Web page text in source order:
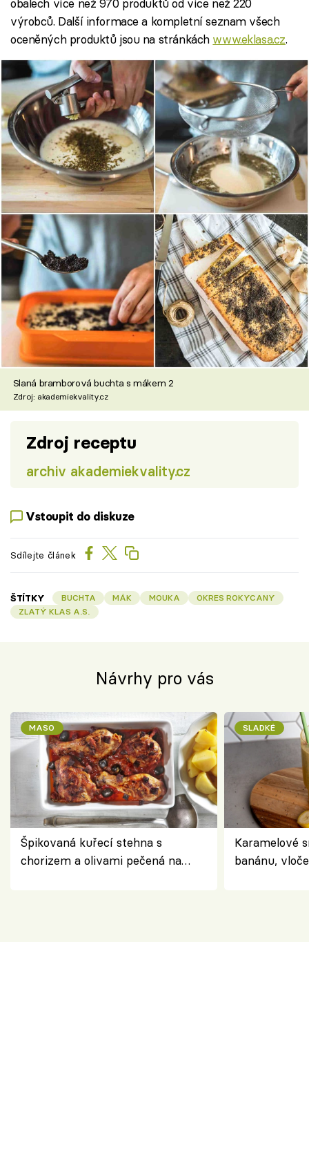
obalech více než 970 produktů od více než 220
výrobců. Další informace a kompletní seznam všech
oceněných produktů jsou na stránkách www.eklasa.cz.
Slaná bramborová buchta s mákem 2
Zdroj: akademiekvality.cz
Zdroj receptu
archiv akademiekvality.cz
Vstoupit do diskuze
Sdílejte článek
ŠTÍTKY BUCHTA MÁK MOUKA
OKRES ROKYCANY
ZLATÝ KLAS A.S.
Návrhy pro vás
MASO
Špikovaná kuřecí stehna s
chorizem a olivami pečená na
SLADKÉ
Karamelové
banánu,